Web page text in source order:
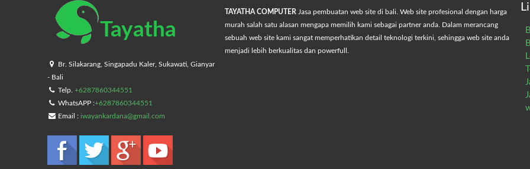
Tayatha
Br. Silakarang, Singapadu Kaler, Sukawati, Gianyar
- Bali
Telp.+6287860344551
WhatsAPP :+6287860344551
Email :iwayankardana@gmail.com
TAYATHA COMPUTER Jasa pembuatan web site di bali. Web site profesional dengan harga
murah salah satu alasan mengapa memilih kami sebagai partner anda. Dalam merancang
sebuah web site kami sangat memperhatikan detail teknologi terkini, sehingga web site anda
menjadi lebih berkualitas dan powerfull.